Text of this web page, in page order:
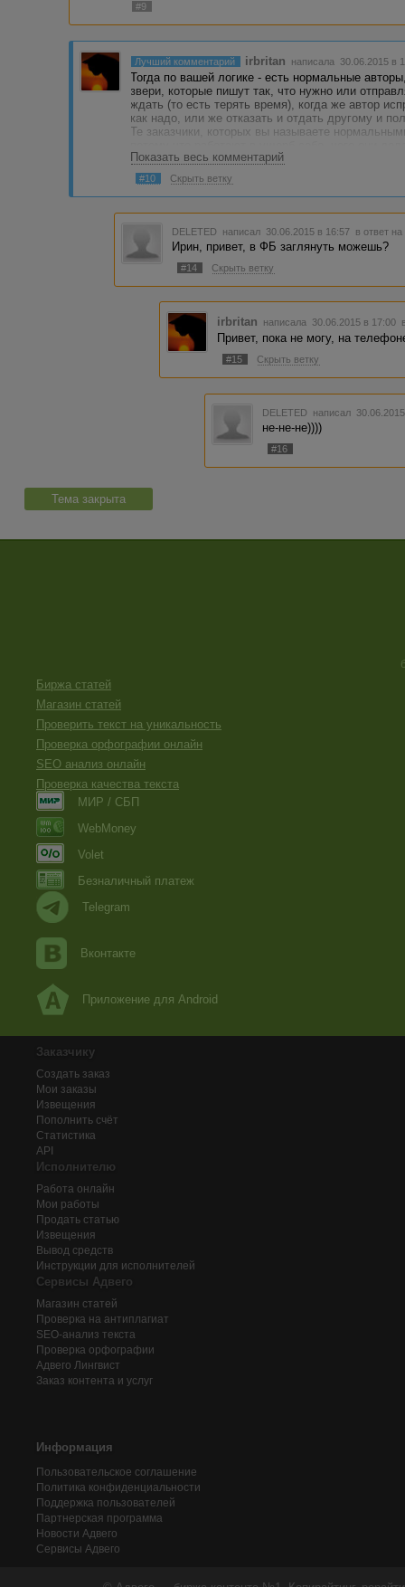
#9
Лучший комментарий irbritan написала 30.06.2015 в
Тогда по вашей логике - есть нормальные
звери, которые пишут так, что нужно или
ждать (то есть терять время), когда же автор
как надо, или же отказать и отдать другому и
Те заказчики, которых вы называете
работу, то он еще и берет на себя
и в определенны срок.
Показать весь комментарий
#10 Скрыть ветку
DELETED написал 30.06.2015 в 16:57 в ответ
Ирин, привет, в ФБ заглянуть можешь?
#14 Скрыть ветку
irbritan написала 30.06.2015 в 17:00
Привет, пока не могу, на
#15 Скрыть ветку
DELETED написал
не-не-не))))
#16
Тема закрыта
Биржа статей
Магазин статей
Проверить текст на уникальность
Проверка орфографии онлайн
SEO анализ онлайн
Проверка качества текста
МИР / СБП
WebMoney
Volet
Безналичный платеж
Telegram
Вконтакте
Приложение для Android
Заказчику
Создать заказ
Мои заказы
Извещения
Пополнить счёт
Статистика
API
Исполнителю
Работа онлайн
Мои работы
Продать статью
Извещения
Вывод средств
Инструкции для исполнителей
Сервисы Адвего
Магазин статей
Проверка на антиплагиат
SEO-анализ текста
Проверка орфографии
Адвего Лингвист
Заказ контента и услуг
Информация
Пользовательское соглашение
Политика конфиденциальности
Поддержка пользователей
Партнерская программа
Новости Адвего
Сервисы Адвего